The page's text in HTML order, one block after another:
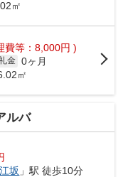
㎡
費等：8,000円 )
金 0ヶ月
㎡
ルバ
江坂 」駅 徒歩10分